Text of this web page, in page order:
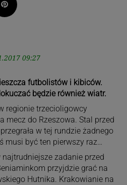
Pinterest
09:27
futbolistów i kibiców.
będzie również wiatr.
regionie trzecioligowcy
mecz do Rzeszowa. Stal przed
w tej rundzie żadnego
musi być ten pierwszy raz…
zadanie przed
przyjdzie grać na
Hutnika. Krakowianie na